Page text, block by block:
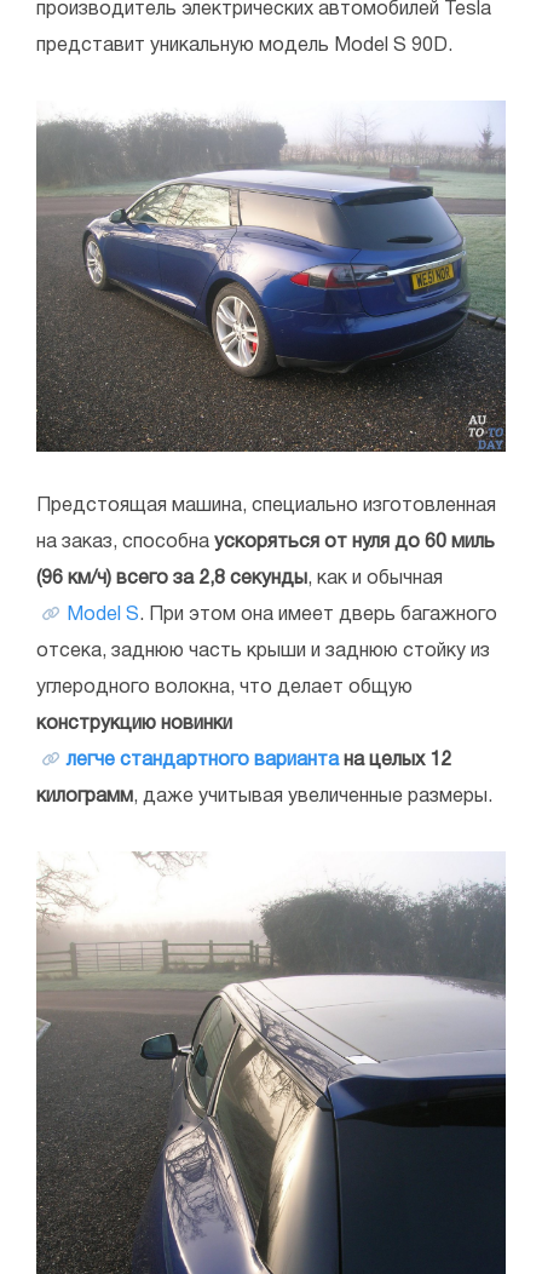
производитель электрических автомобилей Tesla
представит уникальную модель Model S 90D.
Предстоящая машина, специально изготовленная
на заказ, способна ускоряться от нуля до 60 миль
(96 км/ч) всего за 2,8 секунды , как и обычная
Model S. При этом она имеет дверь багажного
отсека, заднюю часть крыши и заднюю стойку из
углеродного волокна, что делает общую
конструкцию новинки
легче стандартного вариантана целых 12
килограмм , даже учитывая увеличенные размеры.